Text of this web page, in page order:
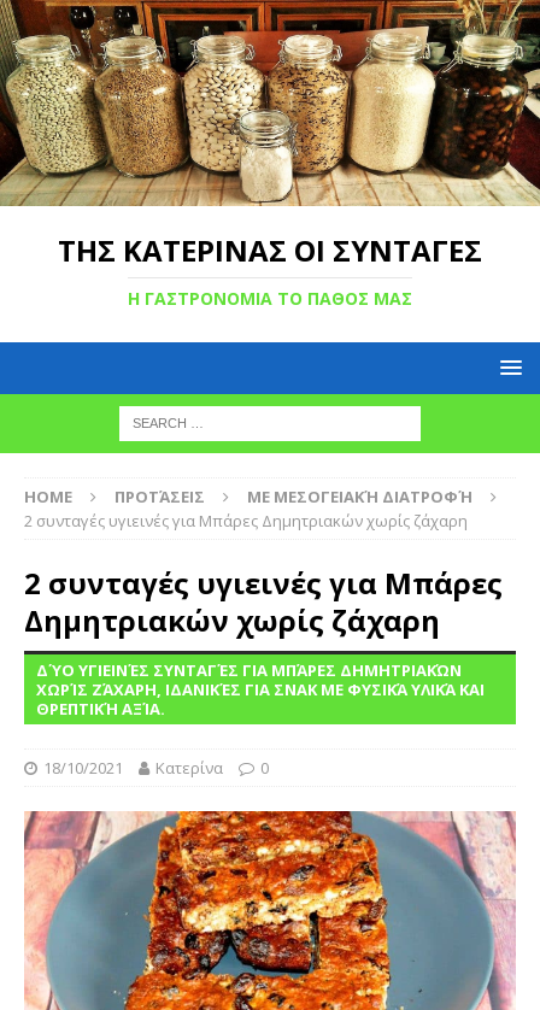
ΤΗΣ ΚΑΤΕΡΙΝΑΣ ΟΙ ΣΥΝΤΑΓΕΣ
Η ΓΑΣΤΡΟΝΟΜΙΑ ΤΟ ΠΑΘΟΣ ΜΑΣ
HOME ΠΡΟΤΆΣΕΙΣ
ΜΕ ΜΕΣΟΓΕΙΑΚΉ ΔΙΑΤΡΟΦΉ
2 συνταγές υγιεινές για Μπάρες Δημητριακών χωρίς ζάχαρη
2 συνταγές υγιεινές για Μπάρες
Δημητριακών χωρίς ζάχαρη
ΔΎΟ ΥΓΙΕΙΝΈΣ ΣΥΝΤΑΓΈΣ ΓΙΑ ΜΠΆΡΕΣ ΔΗΜΗΤΡΙΑΚΏΝ
ΧΩΡΊΣ ΖΆΧΑΡΗ, ΙΔΑΝΙΚΈΣ ΓΙΑ ΣΝΑΚ ΜΕ ΦΥΣΙΚΆ ΥΛΙΚΆ ΚΑΙ
ΘΡΕΠΤΙΚΉ ΑΞΊΑ.
18/10/2021 Κατερίνα 0